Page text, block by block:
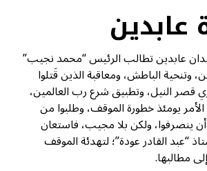
عابدين تطالب الرئيس “محمد نجيب”
وتنحية الباطش، ومعاقبة الذين قَتلوا
قصر النيل، وتطبيق شرع رب العالمين،
يومئذ خطورة الموقف، وطلبوا من
أن ينصرفوا، ولكن بلا مجيب، فاستعان
“عبد القادر عودة”؛ لتهدئة الموقف
مطالبها.